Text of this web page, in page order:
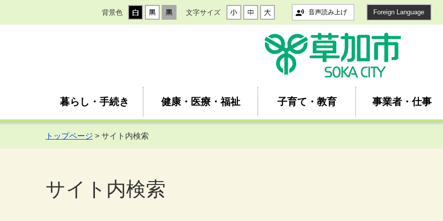
背景色 文字サイズ 音声読み上げ Foreign Language
暮らし・手続き 健康・医療・福祉 子育て・教育 事業者・仕事
トップページ > サイト内検索
サイト内検索